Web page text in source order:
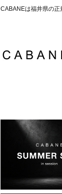
CABANEは福井県の